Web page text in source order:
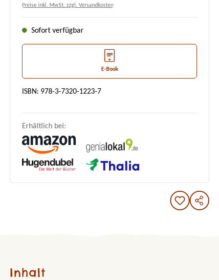
Preise inkl. MwSt. zzgl. Versandkosten
Sofort verfügbar
E-Book
ISBN: 978-3-7320-1223-7
Erhältlich bei:
Inhalt